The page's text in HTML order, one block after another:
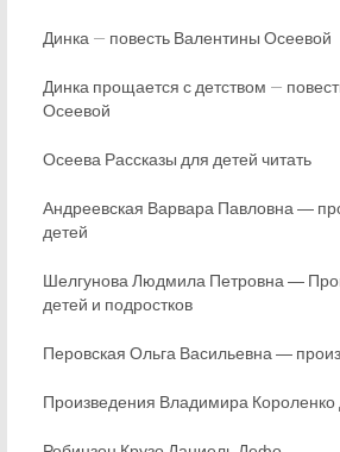
Динка — повесть Валентины Осеевой
Динка прощается с детством —
Осеевой
Осеева Рассказы для детей читать
Андреевская Варвара Павловна ―
детей
Шелгунова Людмила Петровна ―
детей и подростков
Перовская Ольга Васильевна ―
Произведения Владимира Короленко